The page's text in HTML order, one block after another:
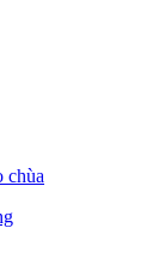
chùa